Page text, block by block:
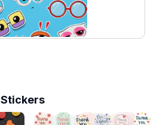
Stickers